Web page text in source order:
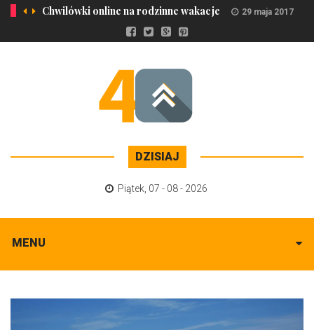
Chwilówki online na rodzinne wakacje 29 maja 2017
DZISIAJ
Piątek 07 - 08 - 2026
MENU